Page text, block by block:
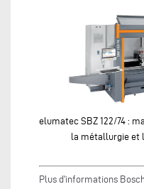
elumatec SBZ 122/74 :
la métallurgie et
Plus d'informations